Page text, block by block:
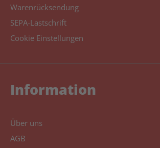
Warenrücksendung
SEPA-Lastschrift
Cookie Einstellungen
Information
Über uns
AGB